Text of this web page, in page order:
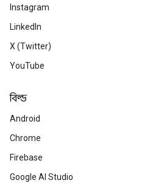
Instagram
LinkedIn
X (Twitter)
YouTube
বিল্ড
Android
Chrome
Firebase
Google AI Studio